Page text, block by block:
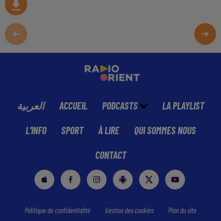
العربية ACCUEIL PODCASTS LA PLAYLIST
L'INFO SPORT À LIRE QUI SOMMES NOUS
CONTACT
Politique de confidentialité Gestion des cookies Plan du site